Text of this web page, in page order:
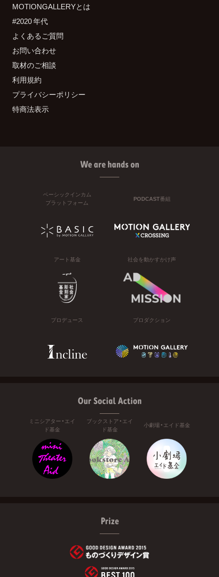
MOTIONGALLERYとは
#2020 年代
よくあるご質問
お問い合わせ
取材のご相談
利用規約
プライバシーポリシー
特商法表示
We are hands on
ベーシックインカム
プラットフォーム
PODCAST番組
アート基金 社会を動かすかけ声
プロデュース プロダクション
Our Social Action
ミニシアター・エイ
ド基金
ブックストア・エイ
ド基金
小劇場・エイド基金
Prize